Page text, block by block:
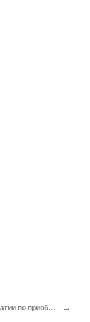
Речь к братии по приобщении Святым Христовым Тайнам →